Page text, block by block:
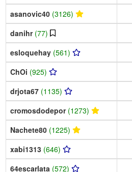
asanovic40 (3126)
danihr (77)
esloquehay (561)
ChOi (925)
drjota67 (1135)
cromosdodepor (1273)
Nachete80 (1225)
xabi1313 (646)
64escarlata (572)